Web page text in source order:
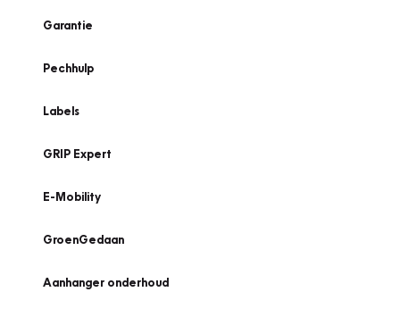
Garantie
Pechhulp
Labels
GRIP Expert
E-Mobility
GroenGedaan
Aanhanger onderhoud